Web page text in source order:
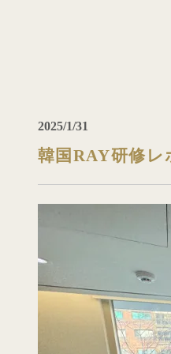
2025/1/31
韓国RAY研修レ